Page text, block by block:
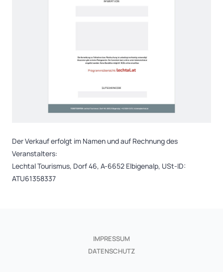
Der Verkauf erfolgt im Namen und auf Rechnung des
Veranstalters:
Lechtal Tourismus, Dorf 46, A-6652 Elbigenalp, USt-ID:
ATU61358337
IMPRESSUM
DATENSCHUTZ